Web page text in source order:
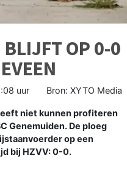
BLIJFT OP 0-0
uur Bron: XYTO Media
niet kunnen profiteren
Genemuiden. De ploeg
op een
bij HZVV: 0-0.